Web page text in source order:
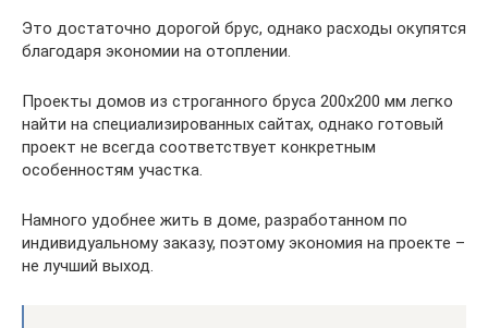
Это достаточно дорогой брус, однако расходы окупятся
благодаря экономии на отоплении.
Проекты домов из строганного бруса 200х200 мм легко
найти на специализированных сайтах, однако готовый
проект не всегда соответствует конкретным
особенностям участка.
Намного удобнее жить в доме, разработанном по
индивидуальному заказу, поэтому экономия на проекте –
не лучший выход.